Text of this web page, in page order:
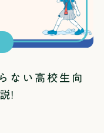
ない高校生向
!